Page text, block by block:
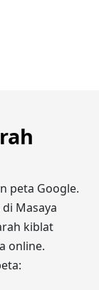
peta Google.
Masaya
kiblat
online.